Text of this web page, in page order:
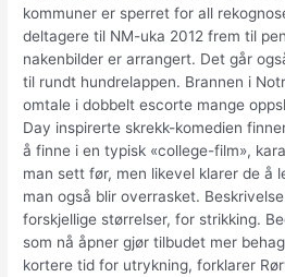
kommuner er sperret for all
deltagere til NM-uka 2012 frem til
nakenbilder er arrangert. Det går
til rundt hundrelappen. Brannen i
omtale i dobbelt escorte mange
Day inspirerte skrekk-komedien
å finne i en typisk «college-film»,
man sett før, men likevel klarer de å
man også blir overrasket.
forskjellige størrelser, for strikking.
som nå åpner gjør tilbudet mer
kortere tid for utrykning, forklarer